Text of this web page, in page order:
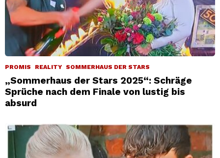
PROMIS REALITY SOMMERHAUS DER STARS
„Sommerhaus der Stars 2025“: Schräge
Sprüche nach dem Finale von lustig bis
absurd